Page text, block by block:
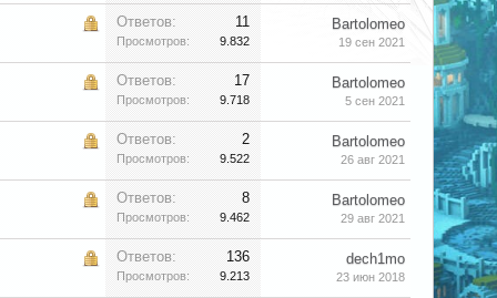
Ответов: 11
Просмотров: 9.832
Bartolomeo
19 сен 2021
Ответов: 17
Просмотров: 9.718
Bartolomeo
5 сен 2021
Ответов: 2
Просмотров: 9.522
Bartolomeo
26 авг 2021
Ответов: 8
Просмотров: 9.462
Bartolomeo
29 авг 2021
Ответов: 136
Просмотров: 9.213
dech1mo
23 июн 2018